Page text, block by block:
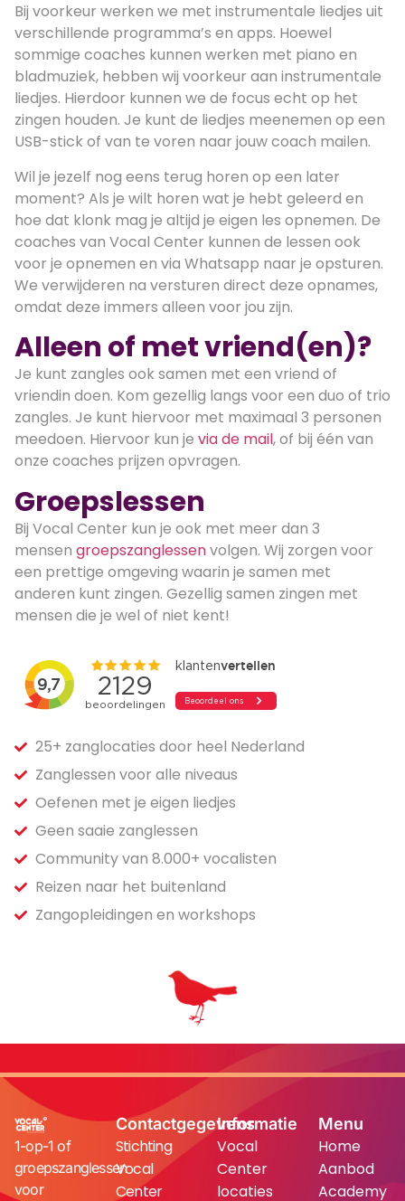
Bij voorkeur werken we met instrumentale liedjes uit
verschillende programma’s en apps. Hoewel
sommige coaches kunnen werken met piano en
bladmuziek, hebben wij voorkeur aan instrumentale
liedjes. Hierdoor kunnen we de focus echt op het
zingen houden. Je kunt de liedjes meenemen op een
USB-stick of van te voren naar jouw coach mailen.
Wil je jezelf nog eens terug horen op een later
moment? Als je wilt horen wat je hebt geleerd en
hoe dat klonk mag je altijd je eigen les opnemen. De
coaches van Vocal Center kunnen de lessen ook
voor je opnemen en via Whatsapp naar je opsturen.
We verwijderen na versturen direct deze opnames,
omdat deze immers alleen voor jou zijn.
Alleen of met vriend(en)?
Je kunt zangles ook samen met een vriend of
vriendin doen. Kom gezellig langs voor een duo of trio
zangles. Je kunt hiervoor met maximaal 3 personen
meedoen. Hiervoor kun je via de mail, of bij één van
onze coaches prijzen opvragen.
Groepslessen
Bij Vocal Center kun je ook met meer dan 3
mensen groepszanglessenvolgen. Wij zorgen voor
een prettige omgeving waarin je samen met
anderen kunt zingen. Gezellig samen zingen met
mensen die je wel of niet kent!
25+ zanglocaties door heel Nederland
Zanglessen voor alle niveaus
Oefenen met je eigen liedjes
Geen saaie zanglessen
Community van 8.000+ vocalisten
Reizen naar het buitenland
Zangopleidingen en workshops
1-op-1 of
groepszanglessen
voor
Contactgegevens
Stichting
Vocal
Center
Informatie
Vocal
Center
locaties
Menu
Home
Aanbod
Academy